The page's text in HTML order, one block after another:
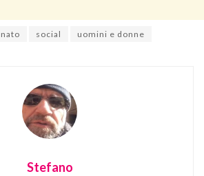
social uomini e donne
Stefano